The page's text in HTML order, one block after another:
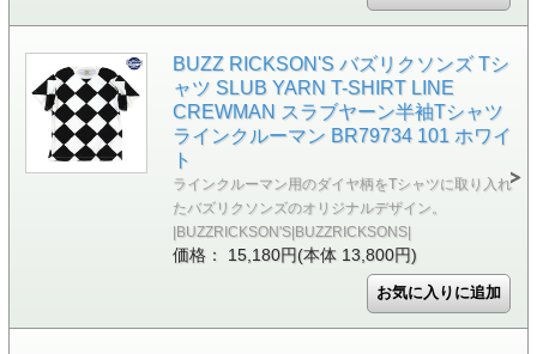
BUZZ RICKSON'S バズリクソンズ Tシ
ャツ SLUB YARN T-SHIRT LINE
CREWMAN スラブヤーン半袖Tシャツ
ラインクルーマン BR79734 101 ホワイ
ト
ラインクルーマン用のダイヤ柄をTシャツに取り入れ
たバズリクソンズのオリジナルデザイン。
|BUZZRICKSON'S|BUZZRICKSONS|
価格： 15,180円(本体 13,800円)